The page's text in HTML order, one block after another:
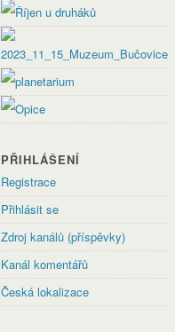
PŘIHLÁŠENÍ
Registrace
Přihlásit se
Zdroj kanálů (příspěvky)
Kanál komentářů
Česká lokalizace